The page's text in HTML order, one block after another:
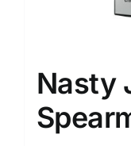
Nasty